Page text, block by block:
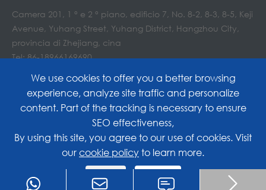
Camera 201, 1 ° e 2 ° piano, edificio 7, No. 8-2, 8-3, 8-5, Keji
Avenue, Yuhang Street, Yuhang District, Hangzhou City,
provincia di Zhejiang, cina
Tel: 86-18966169690
Hangzhou Bing Jia Tech. Co., Ltd.
Rights Reserved.
Sitemap
Privacy Policy
 
We use cookies to offer you a better browsing
experience, analyze site traffic and personalize
content. Part of the tracking is necessary to ensure
SEO effectiveness,
By using this site, you agree to our use of cookies. Visit
ourcookie policyto learn more.
Reject
Accept